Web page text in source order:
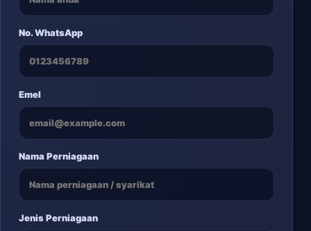
No. WhatsApp
Emel
Nama Perniagaan
Jenis Perniagaan